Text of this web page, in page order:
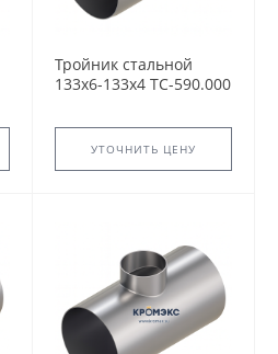
Тройник стальной
133x6-133х4 ТС-590.000
равнопроходный
сварнойУТОЧНИТЬ ЦЕНУ